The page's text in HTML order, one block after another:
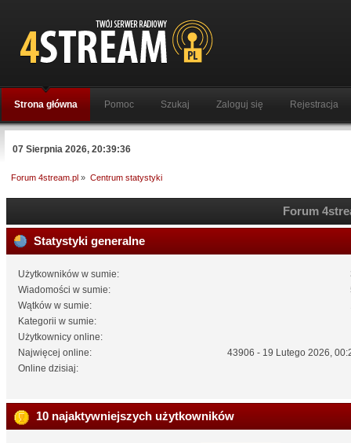
Strona główna Pomoc Szukaj Zaloguj się Rejestracja
07 Sierpnia 2026, 20:39:36
Forum 4stream.pl » Centrum statystyki
Forum
Statystyki generalne
Użytkowników w sumie:
Wiadomości w sumie:
Wątków w sumie:
Kategorii w sumie:
Użytkownicy online:
Najwięcej online:
43906 - 19 Lutego 2026,
Online dzisiaj:
10 najaktywniejszych użytkowników